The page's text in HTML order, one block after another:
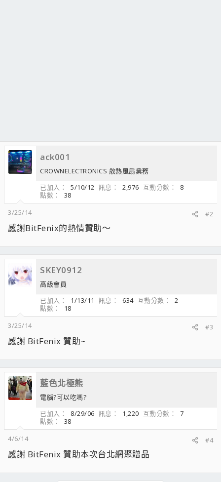
ack001
CROWNELECTRONICS 散熱風扇業務
已加入
5/10/12 訊息 2,976 互動分數
8
點數
38
3/25/14
#2
感謝BitFenix的熱情贊助～
SKEY0912
高級會員
已加入
1/13/11 訊息 634 互動分數
2
點數
18
3/25/14
#3
感謝 BitFenix 贊助~
藍色北極熊
電腦?可以吃嗎?
已加入
8/29/06 訊息 1,220 互動分數
7
點數
38
4/6/14
#4
感謝 BitFenix 贊助本次台北網聚贈品